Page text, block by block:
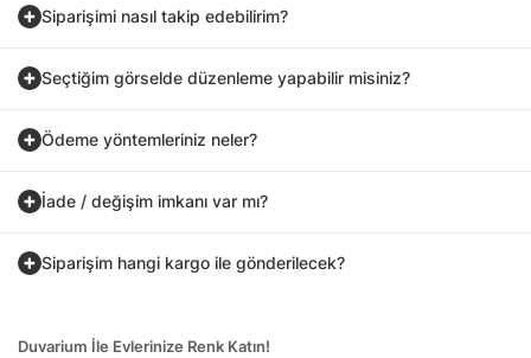
Siparişimi nasıl takip edebilirim?
Seçtiğim görselde düzenleme yapabilir misiniz?
Ödeme yöntemleriniz neler?
İade / değişim imkanı var mı?
Siparişim hangi kargo ile gönderilecek?
Duvarium İle Evlerinize Renk Katın!